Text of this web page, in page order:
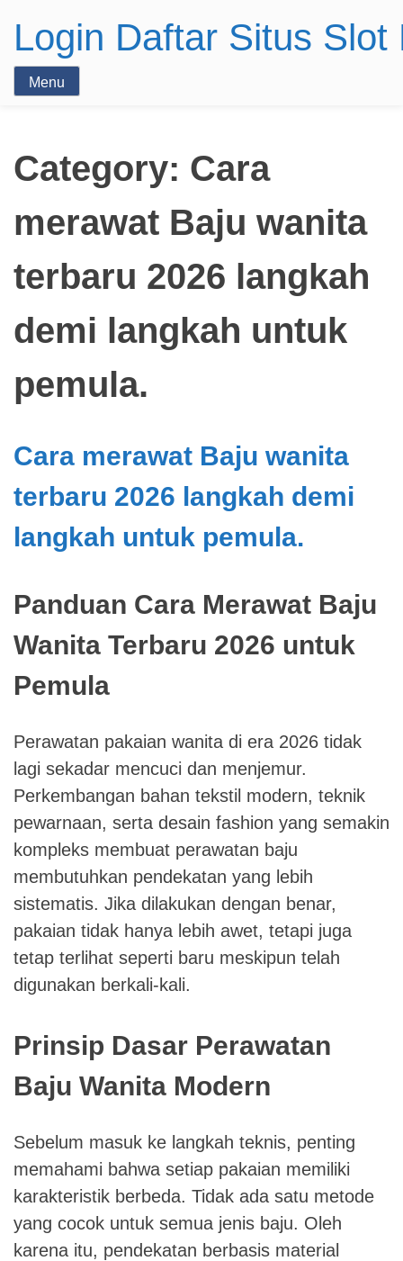
Login Daftar Situs Slot
Menu
Category: Cara
merawat Baju wanita
terbaru 2026 langkah
demi langkah untuk
pemula.
Cara merawat Baju wanita
terbaru 2026 langkah demi
langkah untuk pemula.
Panduan Cara Merawat Baju
Wanita Terbaru 2026 untuk
Pemula
Perawatan pakaian wanita di era 2026 tidak
lagi sekadar mencuci dan menjemur.
Perkembangan bahan tekstil modern, teknik
pewarnaan, serta desain fashion yang semakin
kompleks membuat perawatan baju
membutuhkan pendekatan yang lebih
sistematis. Jika dilakukan dengan benar,
pakaian tidak hanya lebih awet, tetapi juga
tetap terlihat seperti baru meskipun telah
digunakan berkali-kali.
Prinsip Dasar Perawatan
Baju Wanita Modern
Sebelum masuk ke langkah teknis, penting
memahami bahwa setiap pakaian memiliki
karakteristik berbeda. Tidak ada satu metode
yang cocok untuk semua jenis baju. Oleh
karena itu, pendekatan berbasis material